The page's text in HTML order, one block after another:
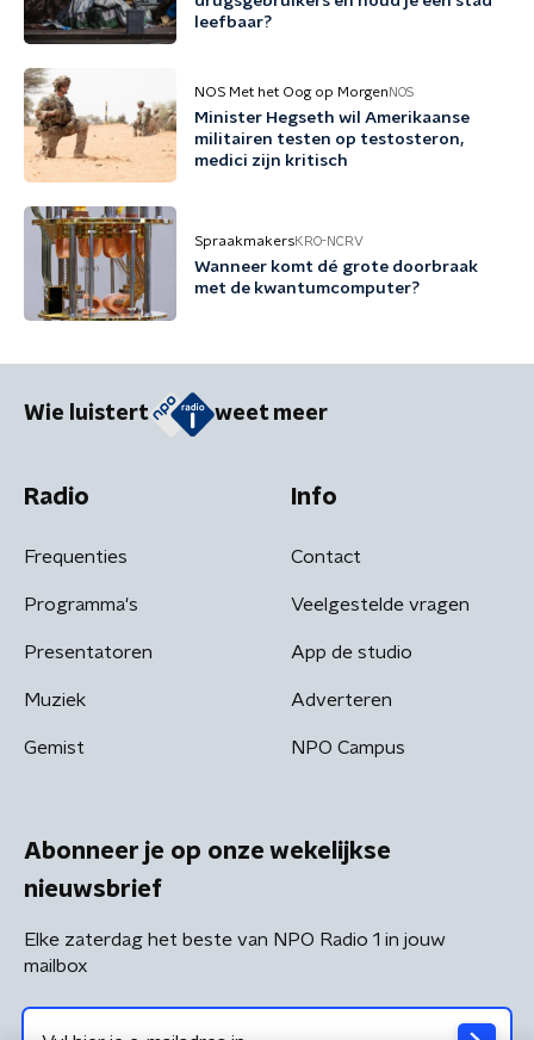
leefbaar?
NOS Met het Oog op Morgen NOS
Minister Hegseth wil Amerikaanse
militairen testen op testosteron,
medici zijn kritisch
SpraakmakersKRO-NCRV
Wanneer komt dé grote doorbraak
met de kwantumcomputer?
Wie luistert weet meer
Radio
Frequenties
Programma's
Presentatoren
Muziek
Gemist
Info
Contact
Veelgestelde vragen
App de studio
Adverteren
NPO Campus
Abonneer je op onze wekelijkse
nieuwsbrief
Elke zaterdag het beste van NPO Radio 1 in jouw
mailbox